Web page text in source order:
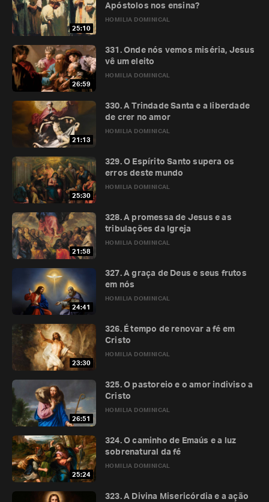
25:10
HOMILIA DOMINICAL
Apóstolos nos ensina?
26:59
HOMILIA DOMINICAL
331. Onde nós vemos miséria, Jesus
vê um eleito
21:13
HOMILIA DOMINICAL
330. A Trindade Santa e a liberdade
de crer no amor
25:30
HOMILIA DOMINICAL
329. O Espírito Santo supera os
erros deste mundo
21:58
HOMILIA DOMINICAL
328. A promessa de Jesus e as
tribulações da Igreja
24:41
HOMILIA DOMINICAL
327. A graça de Deus e seus frutos
em nós
23:30
HOMILIA DOMINICAL
326. É tempo de renovar a fé em
Cristo
26:51
HOMILIA DOMINICAL
325. O pastoreio e o amor indiviso a
Cristo
25:24
HOMILIA DOMINICAL
324. O caminho de Emaús e a luz
sobrenatural da fé
323. A Divina Misericórdia e a ação